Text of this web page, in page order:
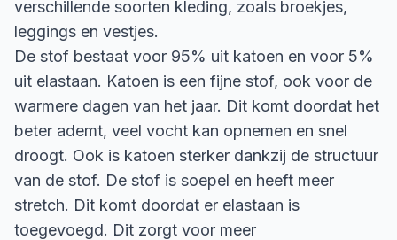
verschillende soorten kleding, zoals broekjes,
leggings en vestjes.
De stof bestaat voor 95% uit katoen en voor 5%
uit elastaan. Katoen is een fijne stof, ook voor de
warmere dagen van het jaar. Dit komt doordat het
beter ademt, veel vocht kan opnemen en snel
droogt. Ook is katoen sterker dankzij de structuur
van de stof. De stof is soepel en heeft meer
stretch. Dit komt doordat er elastaan is
toegevoegd. Dit zorgt voor meer